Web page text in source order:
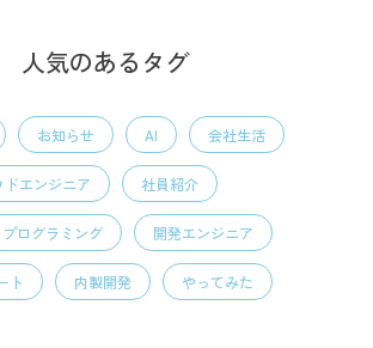
人気のあるタグ
お知らせ AI 会社生活
ドエンジニア 社員紹介
プログラミング 開発エンジニア
ト 内製開発 やってみた